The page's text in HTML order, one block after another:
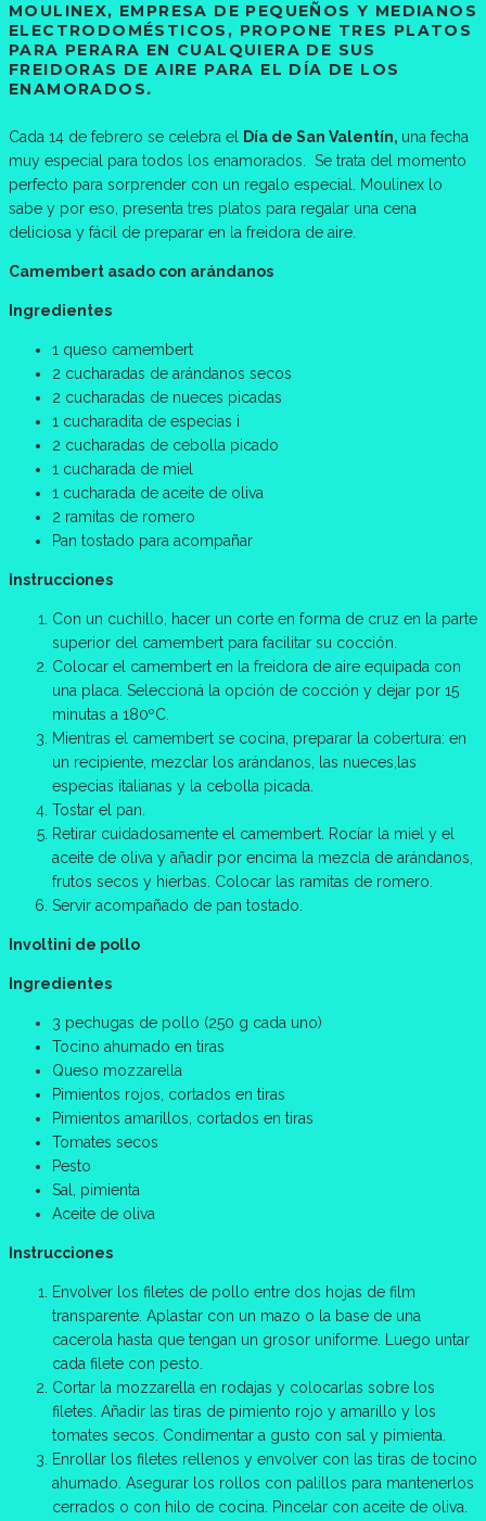
MOULINEX, EMPRESA DE PEQUEÑOS Y MEDIANOS
ELECTRODOMÉSTICOS, PROPONE TRES PLATOS
PARA PERARA EN CUALQUIERA DE SUS
FREIDORAS DE AIRE PARA EL DÍA DE LOS
ENAMORADOS.
Cada 14 de febrero se celebra el Día de San Valentín, una fecha
muy especial para todos los enamorados. Se trata del momento
perfecto para sorprender con un regalo especial. Moulinex lo
sabe y por eso, presenta tres platos para regalar una cena
deliciosa y fácil de preparar en la freidora de aire.
Camembert asado con arándanos
Ingredientes
1 queso camembert
2 cucharadas de arándanos secos
2 cucharadas de nueces picadas
1 cucharadita de especias i
2 cucharadas de cebolla picado
1 cucharada de miel
1 cucharada de aceite de oliva
2 ramitas de romero
Pan tostado para acompañar
Instrucciones
Con un cuchillo, hacer un corte en forma de cruz en la parte
superior del camembert para facilitar su cocción.
Colocar el camembert en la freidora de aire equipada con
una placa. Seleccioná la opción de cocción y dejar por 15
minutas a 180ºC.
Mientras el camembert se cocina, preparar la cobertura: en
un recipiente, mezclar los arándanos, las nueces,las
especias italianas y la cebolla picada.
Tostar el pan.
Retirar cuidadosamente el camembert. Rocíar la miel y el
aceite de oliva y añadir por encima la mezcla de arándanos,
frutos secos y hierbas. Colocar las ramitas de romero.
Servir acompañado de pan tostado.
Involtini de pollo
Ingredientes
3 pechugas de pollo (250 g cada uno)
Tocino ahumado en tiras
Queso mozzarella
Pimientos rojos, cortados en tiras
Pimientos amarillos, cortados en tiras
Tomates secos
Pesto
Sal, pimienta
Aceite de oliva
Instrucciones
Envolver los filetes de pollo entre dos hojas de film
transparente. Aplastar con un mazo o la base de una
cacerola hasta que tengan un grosor uniforme. Luego untar
cada filete con pesto.
Cortar la mozzarella en rodajas y colocarlas sobre los
filetes. Añadir las tiras de pimiento rojo y amarillo y los
tomates secos. Condimentar a gusto con sal y pimienta.
Enrollar los filetes rellenos y envolver con las tiras de tocino
ahumado. Asegurar los rollos con palillos para mantenerlos
cerrados o con hilo de cocina. Pincelar con aceite de oliva.